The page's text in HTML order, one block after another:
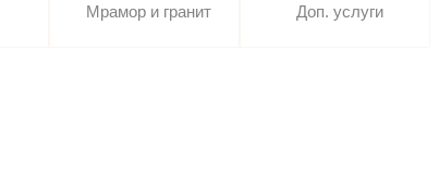
Мрамор и гранит Доп. услуги